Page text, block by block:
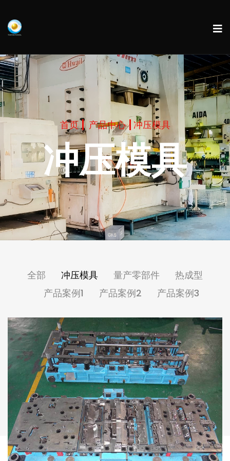
首页 产品中心 冲压模具
冲压模具
全部 冲压模具 量产零部件
热成型
产品案例1
产品案例2 产品案例3